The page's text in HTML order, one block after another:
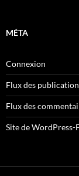
MÉTA
Connexion
Flux des
Flux des
Site de WordPress-